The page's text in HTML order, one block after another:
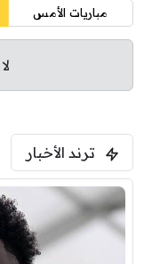
مباريات الأمس
ترند الأخبار